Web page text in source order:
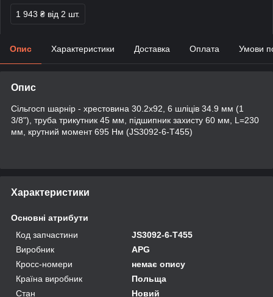
1 943 ₴ від 2 шт.
Опис Характеристики Доставка Оплата Умови
Опис
Сільгосп шарнір - хрестовина 30.2х92, 6 шліців 34.9 мм (1
3/8"), труба трикутник 45 мм, підшипник захисту 60 мм, L=230
мм, крутний момент 695 Нм (JS3092-6-T455)
Характеристики
Основні атрибути
Код запчастини
JS3092-6-T455
Виробник
APG
Кросс-номери
немає опису
Країна виробник
Польща
Стан
Новий